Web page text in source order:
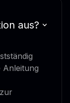
aus?
Anleitung